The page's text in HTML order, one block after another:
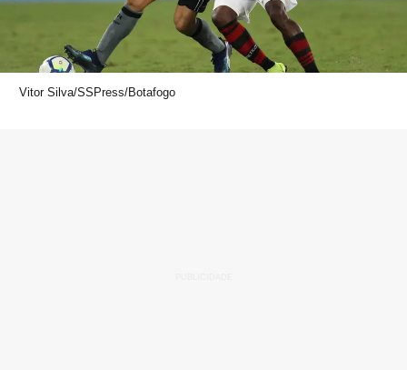
Vitor Silva/SSPress/Botafogo